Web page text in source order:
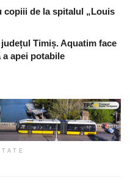
copiii de la spitalul „Louis
Timiș. Aquatim face
apei potabile